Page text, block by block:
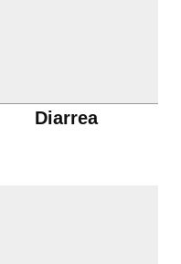
Diarrea